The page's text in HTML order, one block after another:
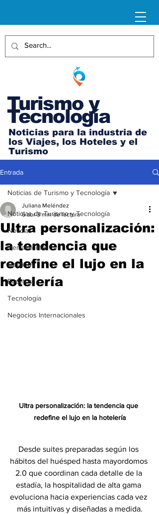
Turismo y
Tecnología
Noticias para la industria de
los Viajes, los Hoteles y el
Turismo
Entrada
Noticias de Turismo y Tecnología
Noticias
Herramientas
Destinos
Eventos
Tecnología
Negocios Internacionales
Noticias de Turismo y Tecnología
Ultra personalización:
la tendencia que
redefine el lujo en la
hotelería
Juliana Meléndez
6 abr 3 min de lectura
Ultra personalización: la tendencia que
redefine el lujo en la hotelería
Desde suites preparadas según los
hábitos del huésped hasta mayordomos
2.0 que coordinan cada detalle de la
estadía, la hospitalidad de alta gama
evoluciona hacia experiencias cada vez
más intuitivas y diseñadas a medida.